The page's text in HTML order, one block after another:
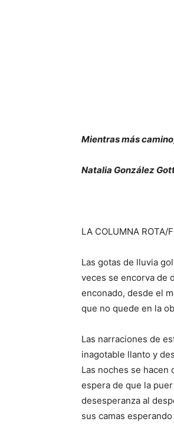
Mientras más
Natalia González
LA COLUMNA ROTA/
Las gotas de lluvia
veces se encorva de
enconado, desde el
que no quede en la
Las narraciones de
inagotable llanto y
Las noches se hacen
espera de que la
desesperanza al
sus camas